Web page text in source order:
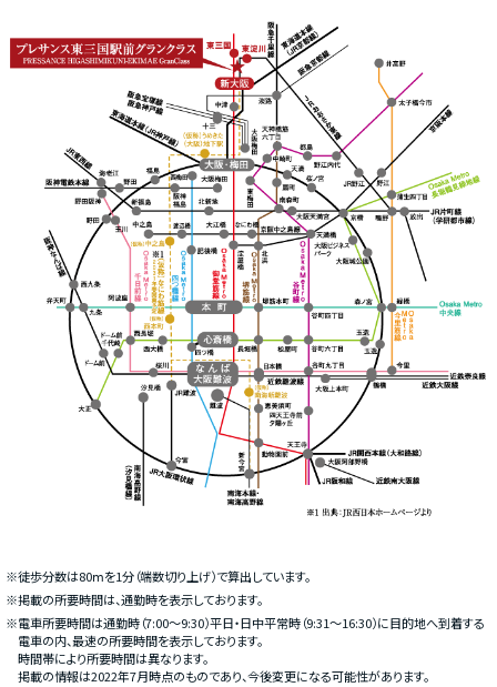
※徒歩分数は80ⅿを1分（端数切り上げ）で算出しています。
※掲載の所要時間は、通勤時を表示しております。
※電車所要時間は通勤時（7:00〜9:30）平日・日中平常時（9:31〜16:30）に目的地へ到着する
電車の内、最速の所要時間を表示しております。
時間帯により所要時間は異なります。
掲載の情報は2022年7月時点のものであり、今後変更になる可能性があります。